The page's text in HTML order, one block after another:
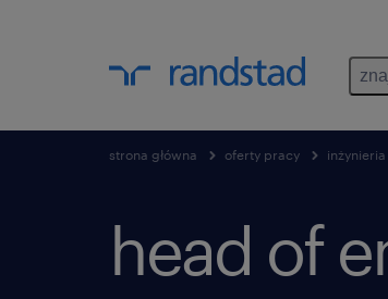
strona główna oferty pracy inżynieria
head of